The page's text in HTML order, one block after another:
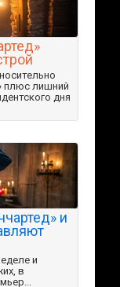
плюс лишний
дня
и
и
в